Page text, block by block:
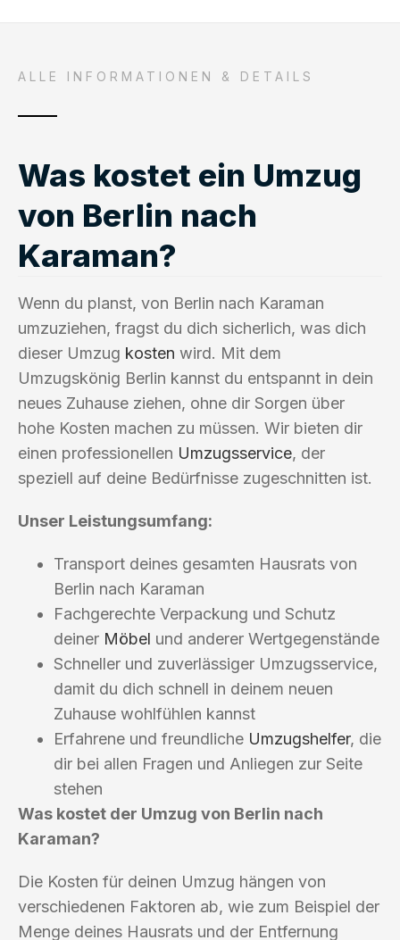
ALLE INFORMATIONEN & DETAILS
Was kostet ein Umzug
von Berlin nach
Karaman?
Wenn du planst, von Berlin nach Karaman
umzuziehen, fragst du dich sicherlich, was dich
dieser Umzug kosten wird. Mit dem
Umzugskönig Berlin kannst du entspannt in dein
neues Zuhause ziehen, ohne dir Sorgen über
hohe Kosten machen zu müssen. Wir bieten dir
einen professionellen Umzugsservice, der
speziell auf deine Bedürfnisse zugeschnitten ist.
Unser Leistungsumfang:
Transport deines gesamten Hausrats von
Berlin nach Karaman
Fachgerechte Verpackung und Schutz
deiner Möbel und anderer Wertgegenstände
Schneller und zuverlässiger Umzugsservice,
damit du dich schnell in deinem neuen
Zuhause wohlfühlen kannst
Erfahrene und freundliche Umzugshelfer, die
dir bei allen Fragen und Anliegen zur Seite
stehen
Was kostet der Umzug von Berlin nach
Karaman?
Die Kosten für deinen Umzug hängen von
verschiedenen Faktoren ab, wie zum Beispiel der
Menge deines Hausrats und der Entfernung